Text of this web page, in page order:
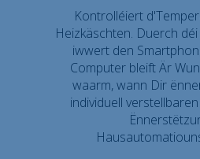
Kontrolléiert
Heizkäschten. Duerch
iwwert den
Computer bleift Är
waarm, wann Dir
individuell